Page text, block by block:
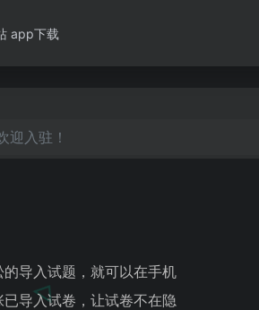
app下载
迎入驻！
导入试题，就可以在手机
导入试卷，让试卷不在隐